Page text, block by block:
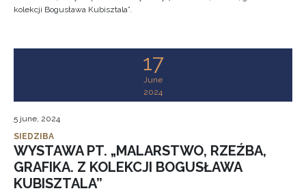
kolekcji Bogusława Kubisztala”.
17
June
2024
5 june, 2024
SIEDZIBA
WYSTAWA PT. „MALARSTWO, RZEŹBA,
GRAFIKA. Z KOLEKCJI BOGUSŁAWA
KUBISZTALA”